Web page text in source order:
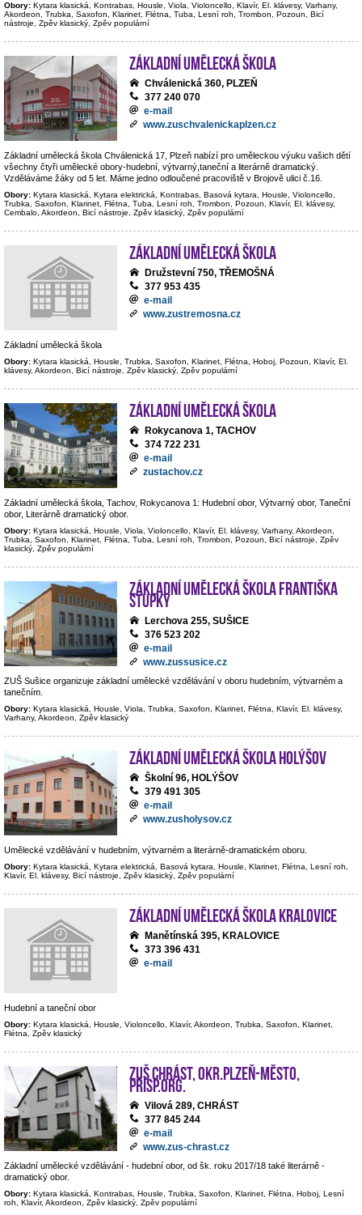
Obory: Kytara klasická, Kontrabas, Housle, Viola, Violoncello, Klavír, El. klávesy, Varhany,
Akordeon, Trubka, Saxofon, Klarinet, Flétna, Tuba, Lesní roh, Trombon, Pozoun, Bicí
nástroje, Zpěv klasický, Zpěv populární
Základní umělecká škola
Chválenická 360, PLZEŇ
377 240 070
e-mail
www.zuschvalenickaplzen.cz
Základní umělecká škola Chválenická 17, Plzeň nabízí pro uměleckou výuku vašich dětí
všechny čtyři umělecké obory-hudební, výtvarný,taneční a literárně dramatický.
Vzděláváme žáky od 5 let. Máme jedno odloučené pracoviště v Brojově ulici č.16.
Obory: Kytara klasická, Kytara elektrická, Kontrabas, Basová kytara, Housle, Violoncello,
Trubka, Saxofon, Klarinet, Flétna, Tuba, Lesní roh, Trombon, Pozoun, Klavír, El. klávesy,
Cembalo, Akordeon, Bicí nástroje, Zpěv klasický, Zpěv populární
Základní umělecká škola
Družstevní 750, TŘEMOŠNÁ
377 953 435
e-mail
www.zustremosna.cz
Základní umělecká škola
Obory: Kytara klasická, Housle, Trubka, Saxofon, Klarinet, Flétna, Hoboj, Pozoun, Klavír, El.
klávesy, Akordeon, Bicí nástroje, Zpěv klasický, Zpěv populární
Základní umělecká škola
Rokycanova 1, TACHOV
374 722 231
e-mail
zustachov.cz
Základní umělecká škola, Tachov, Rokycanova 1: Hudební obor, Výtvarný obor, Taneční
obor, Literárně dramatický obor.
Obory: Kytara klasická, Housle, Viola, Violoncello, Klavír, El. klávesy, Varhany, Akordeon,
Trubka, Saxofon, Klarinet, Flétna, Tuba, Lesní roh, Trombon, Pozoun, Bicí nástroje, Zpěv
klasický, Zpěv populární
Základní umělecká škola Františka
Stupky
Lerchova 255, SUŠICE
376 523 202
e-mail
www.zussusice.cz
ZUŠ Sušice organizuje základní umělecké vzdělávání v oboru hudebním, výtvarném a
tanečním.
Obory: Kytara klasická, Housle, Viola, Trubka, Saxofon, Klarinet, Flétna, Klavír, El. klávesy,
Varhany, Akordeon, Zpěv klasický
Základní umělecká škola Holýšov
Školní 96, HOLÝŠOV
379 491 305
e-mail
www.zusholysov.cz
Umělecké vzdělávání v hudebním, výtvarném a literárně-dramatickém oboru.
Obory: Kytara klasická, Kytara elektrická, Basová kytara, Housle, Klarinet, Flétna, Lesní roh,
Klavír, El. klávesy, Bicí nástroje, Zpěv klasický, Zpěv populární
Základní umělecká škola Kralovice
Manětínská 395, KRALOVICE
373 396 431
e-mail
Hudební a taneční obor
Obory: Kytara klasická, Housle, Violoncello, Klavír, Akordeon, Trubka, Saxofon, Klarinet,
Flétna, Zpěv klasický
ZUŠ Chrást, okr.Plzeň-město,
přísp.org.
Vilová 289, CHRÁST
377 845 244
e-mail
www.zus-chrast.cz
Základní umělecké vzdělávání - hudební obor, od šk. roku 2017/18 také literárně -
dramatický obor.
Obory: Kytara klasická, Kontrabas, Housle, Trubka, Saxofon, Klarinet, Flétna, Hoboj, Lesní
roh, Klavír, Akordeon, Zpěv klasický, Zpěv populární